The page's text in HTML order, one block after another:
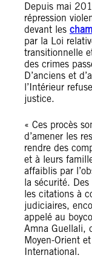
Depuis mai
répression
devant les
par la Loi
transitionnelle
des crimes
D’anciens et
l’Intérieur
justice.
« Ces procès
d’amener les
rendre des
et à leurs
affaiblis par
la sécurité. Des
les citations à
judiciaires,
appelé au
Amna Guellali,
Moyen-Orient
International.